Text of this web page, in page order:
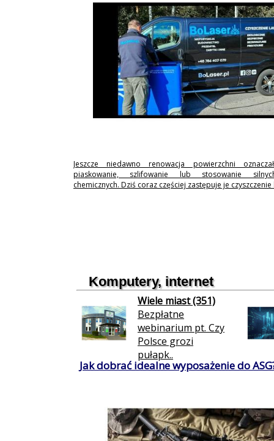
Jeszcze niedawno renowacja powierzchni
piaskowanie, szlifowanie lub stosowanie
chemicznych. Dziś coraz częściej zastępuje je
Komputery, internet
Wiele miast (351)
Bezpłatne
webinarium pt. Czy
Polsce grozi
pułapk..
Jak dobrać idealne wyposażenie do